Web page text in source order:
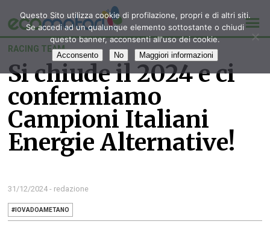
RACING TEAM
Si chiude il 2024 e ci
confermiamo
Campioni Italiani
Energie Alternative!
31/12/2024 - redazione
#IOVADOAMETANO
Questo Sito utilizza cookie di profilazione, propri e di altri siti.
Se accedi ad un qualunque elemento sottostante o chiudi
questo banner, acconsenti all'uso dei cookie.
Acconsento No Maggiori informazioni